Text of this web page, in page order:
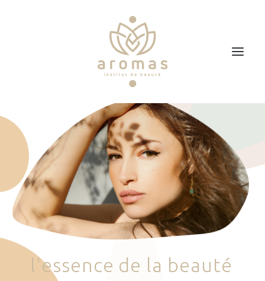
Soins
Je veux faire un bon cadeau
Plan d’accès
Prendre RDV
'essence de la beauté